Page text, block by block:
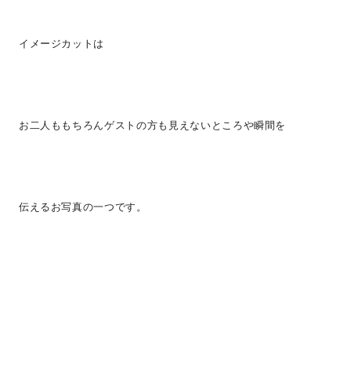
イメージカットは
お二人ももちろんゲストの方も見えないところや瞬間を
伝えるお写真の一つです。